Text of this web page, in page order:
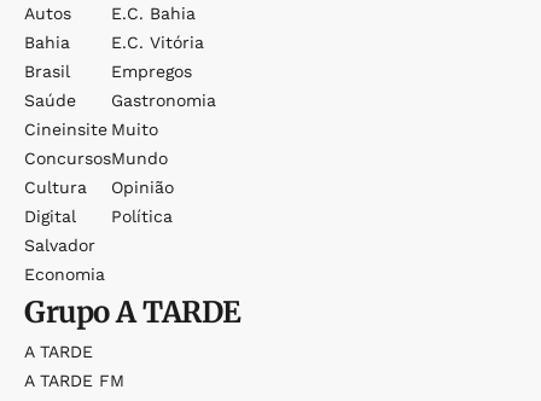
Autos
Bahia
Brasil
Saúde
Cineinsite
Concursos
Cultura
Digital
Salvador
Economia
E.c. Bahia
E.c. Vitória
Empregos
Gastronomia
Muito
Mundo
Opinião
Política
GrupoA TARDE
A TARDE
A TARDE FM